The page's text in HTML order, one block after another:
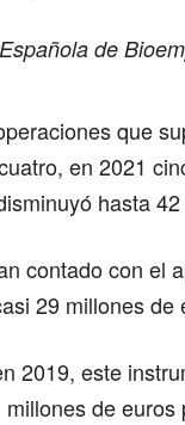
de
que
en 2021
hasta
contado con el
29 millones de
2019, este
de